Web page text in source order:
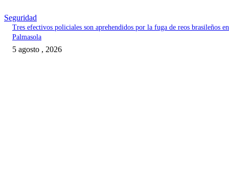
Seguridad
Tres efectivos policiales son aprehendidos por la fuga de reos brasileños en
Palmasola
5 agosto , 2026